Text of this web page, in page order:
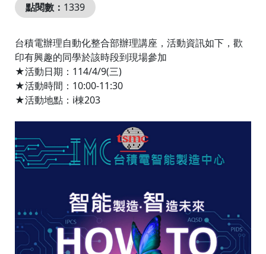
點閱數： 1339
台積電辦理自動化整合部辦理講座，活動資訊如下，歡
印有興趣的同學於該時段到現場參加
★活動日期：114/4/9(三)
★活動時間：10:00-11:30
★活動地點：i棟203